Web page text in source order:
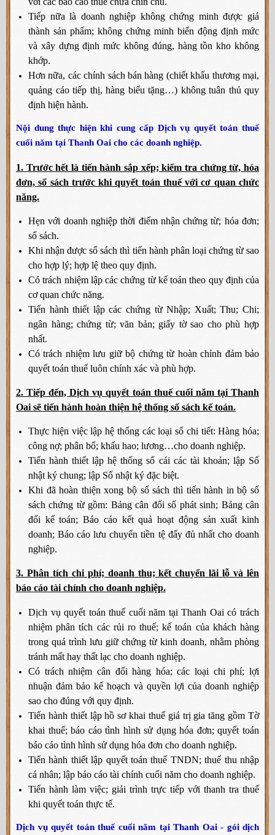
Tiếp nữa là doanh nghiệp không chứng minh được giá
thành sản phẩm; không chứng minh biến động định mức
và xây dựng định mức không đúng, hàng tồn kho không
khớp.
Hơn nữa, các chính sách bán hàng (chiết khấu thương mại,
quảng cáo tiếp thị, hàng biếu tặng…) không tuân thủ quy
định hiện hành.
Nội dung thực hiện khi cung cấp Dịch vụ quyết toán thuế
cuối năm tại Thanh Oai cho các doanh nghiệp.
1. Trước hết là tiến hành sắp xếp; kiểm tra chứng từ, hóa
đơn, sổ sách trước khi quyết toán thuế với cơ quan chức
năng.
Hẹn với doanh nghiệp thời điểm nhận chứng từ; hóa đơn;
sổ sách.
Khi nhận được sổ sách thì tiến hành phân loại chứng từ sao
cho hợp lý; hợp lệ theo quy định.
Có trách nhiệm lập các chứng từ kế toán theo quy định của
cơ quan chức năng.
Tiến hành thiết lập các chứng từ Nhập; Xuất; Thu; Chi;
ngân hàng; chứng từ; văn bản; giấy tờ sao cho phù hợp
nhất.
Có trách nhiệm lưu giữ bộ chứng từ hoàn chỉnh đảm bảo
quyết toán thuế luôn chính xác và phù hợp.
2. Tiếp đến, Dịch vụ quyết toán thuế cuối năm tại Thanh
Oai sẽ tiến hành hoàn thiện hệ thống sổ sách kế toán.
Thực hiện việc lập hệ thống các loại sổ chi tiết: Hàng hóa;
công nợ; phân bổ; khấu hao; lương…cho doanh nghiệp.
Tiến hành thiết lập hệ thống sổ cái các tài khoản; lập Sổ
nhật ký chung; lập Sổ nhật ký đặc biệt.
Khi đã hoàn thiện xong bộ sổ sách thì tiến hành in bộ sổ
sách chứng từ gồm: Bảng cân đối số phát sinh; Bảng cân
đối kế toán; Báo cáo kết quả hoạt động sản xuất kinh
doanh; Báo cáo lưu chuyển tiền tệ đẩy đủ nhất cho doanh
nghiệp.
3. Phân tích chi phí; doanh thu; kết chuyển lãi lỗ và lên
báo cáo tài chính cho doanh nghiệp.
Dịch vụ quyết toán thuế cuối năm tại Thanh Oai có trách
nhiệm phân tích các rủi ro thuế; kế toán của khách hàng
trong quá trình lưu giữ chứng từ kinh doanh, nhằm phòng
tránh mất hay thất lạc cho doanh nghiệp.
Có trách nhiệm cân đối hàng hóa; các loại chi phí; lợi
nhuận đảm bảo kế hoạch và quyền lợi của doanh nghiệp
sao cho đúng với quy định.
Tiến hành thiết lập hồ sơ khai thuế giá trị gia tăng gồm Tờ
khai thuế; báo cáo tình hình sử dụng hóa đơn; quyết toán
báo cáo tình hình sử dụng hóa đơn cho doanh nghiệp.
Tiến hành thiết lập quyết toán thuế TNDN; thuế thu nhập
cá nhân; lập báo cáo tài chính cuối năm cho doanh nghiệp.
Tiến hành làm việc; giải trình trực tiếp với thanh tra thuế
khi quyết toán thực tế.
Dịch vụ quyết toán thuế cuối năm tại Thanh Oai - gói dịch